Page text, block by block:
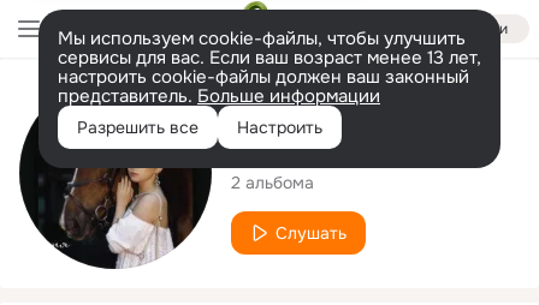
Войти
Мы используем cookie-файлы, чтобы улучшить
сервисы для вас. Если ваш возраст менее 13 лет,
настроить cookie-файлы должен ваш законный
представитель. Больше информации
Разрешить все Настроить
Исполнитель
Ксения Шведова
2 альбома
Слушать